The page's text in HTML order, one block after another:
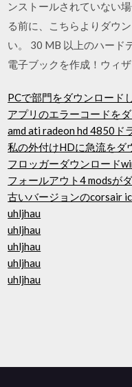
ンストールされていない
る前に、こちらよりダウ
い。 30 MB 以上のハード
電子ブックを作成！ウィ
PCで部門をダウンロード
アプリのエラーコードを
amd ati radeon hd 4850ド
私の外付けHDに急流をダ
フロッガーダウンロード
フォールアウト4 modsが
古いバージョンのcorsair
uhljhau
uhljhau
uhljhau
uhljhau
uhljhau